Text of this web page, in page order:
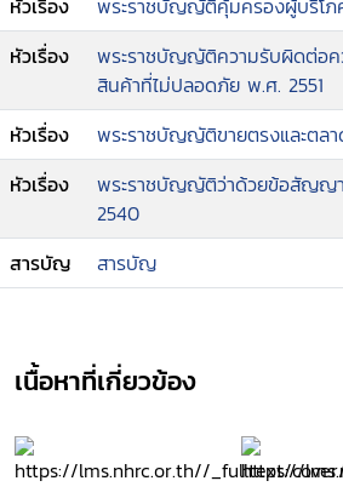
หัวเรื่อง
พระราชบัญญัติคุ้มครองผู้บริโภ
หัวเรื่อง
พระราชบัญญัติความรับผิดต่อค
สินค้าที่ไม่ปลอดภัย พ.ศ. 2551
หัวเรื่อง
พระราชบัญญัติขายตรงและตล
หัวเรื่อง
พระราชบัญญัติว่าด้วยข้อสัญญ
2540
สารบัญ
สารบัญ
เนื้อหาที่เกี่ยวข้อง